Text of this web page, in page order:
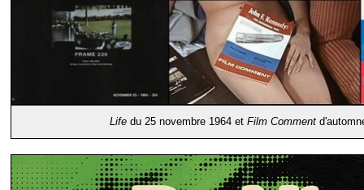
Life du 25 novembre 1964 et Film Comment